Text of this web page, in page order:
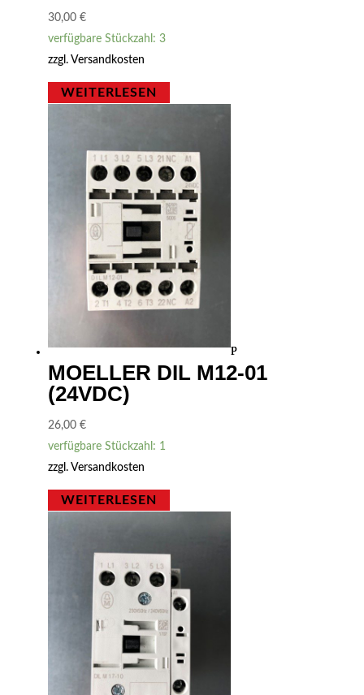
30,00 €
verfügbare Stückzahl: 3
zzgl. Versandkosten
WEITERLESEN
MOELLER DIL M12-01
(24VDC)
26,00 €
verfügbare Stückzahl: 1
zzgl. Versandkosten
WEITERLESEN